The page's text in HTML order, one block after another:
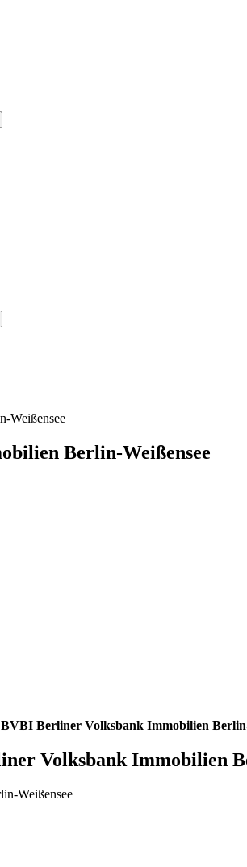
Weißensee
Berlin-Weißensee
BVBI Berliner Volksbank Immobilien
Volksbank Immobilien
Weißensee